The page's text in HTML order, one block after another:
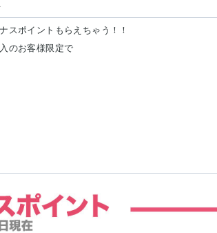
スポイントもらえちゃう！！
のお客様限定で